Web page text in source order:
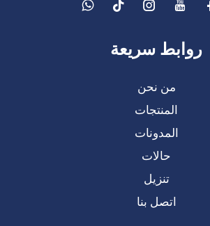
روابط سريعة
من نحن
المنتجات
المدونات
حالات
تنزيل
اتصل بنا